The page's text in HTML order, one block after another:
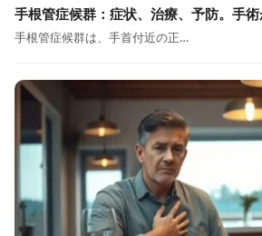
手根管症候群：症状、治療、予防。手
手根管症候群は、手首付近の正…